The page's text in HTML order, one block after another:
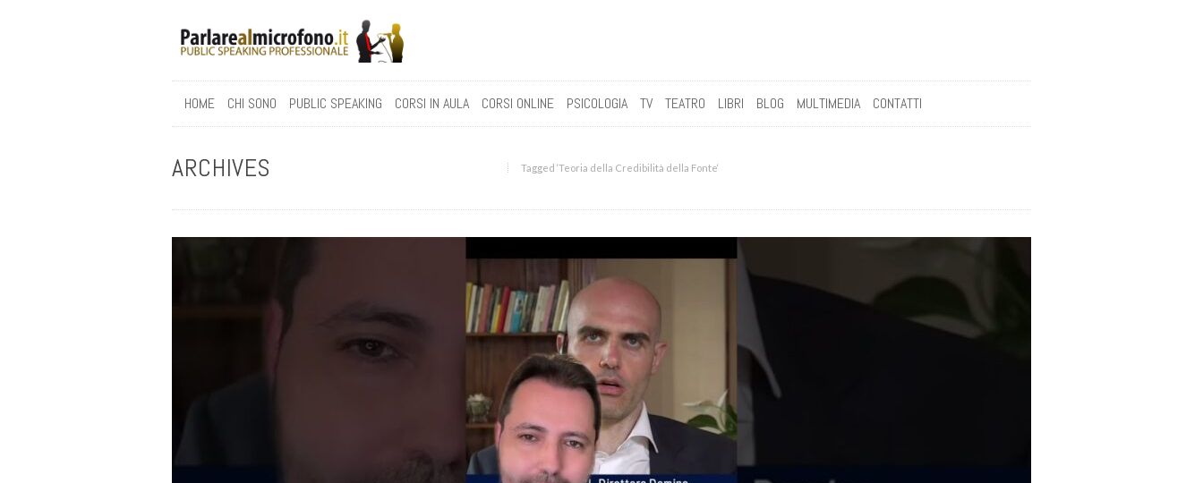
HOME CHI SONO PUBLIC SPEAKING CORSI IN AULA CORSI ONLINE PSICOLOGIA TV TEATRO LIBRI BLOG MULTIMEDIA CONTATTI
ARCHIVES Tagged ‘Teoria della Credibilità della Fonte‘